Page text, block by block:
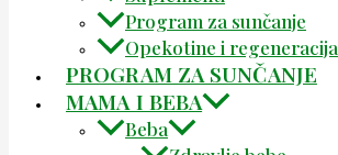
Program za sunčanje
Opekotine i regeneracija
PROGRAM ZA SUNČANJE
MAMA I BEBA
Beba